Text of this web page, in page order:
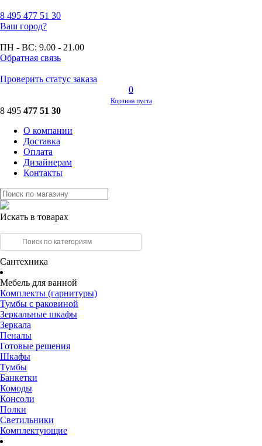
8 495 477 51 30
Ваш город?
ПН - ВС: 9.00 - 21.00
Обратная связь
Проверить статус заказа
0
Корзина пуста
8 495 477 51 30
О компании
Доставка
Оплата
Дизайнерам
Контакты
Искать в товарах
Сантехника
Мебель для ванной
Комплекты (гарнитуры)
Тумбы с раковиной
Зеркальные шкафы
Зеркала
Пеналы
Готовые решения
Шкафы
Тумбы
Банкетки
Комоды
Консоли
Полки
Светильники
Комплектующие